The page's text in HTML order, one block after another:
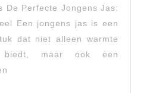
Jas:
Trendy
En
De Perfecte Jongens Jas:
Een jongens jas is een
dat niet alleen warmte
biedt, maar ook een